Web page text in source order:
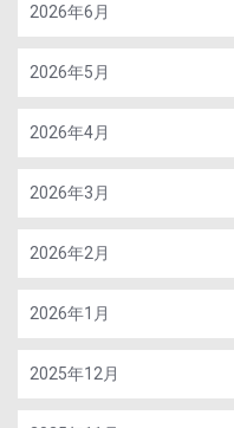
2026年6月
2026年5月
2026年4月
2026年3月
2026年2月
2026年1月
2025年12月